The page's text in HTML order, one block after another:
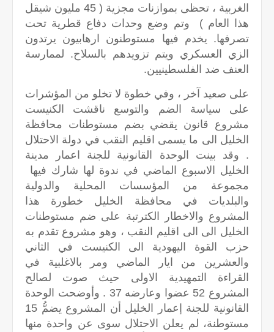
الغربية ، تحظى بموازنات مجزية ( 45 مليون شيقل
هذا العام ) وتم وضع وحدات دفاع قطرية تحت
تصرفها. يخدم فيها مستوطنون ارهابيون يرتدون
الزي العسكري ويتم تزويدهم بالسلاح. لممارسة
العنف ضد الفلسطينيين.
على صعيد آخر ، وفي خطوة لا تخلو من المؤشرات
على سياسة الضم والتوسع ناقشت الكنيست
مشروع قانون يقضي بضم مستوطنات محافظة
الخليل الى ما يسمى اقليم النقب في دولة الاحتلال
. وقد بينت الوحدة القانونية للجنة اعمار مدينة
الخليل الاسبوع الماضي في ندوة لها شارك فيها
مجموعة من المؤسسات المحلية والدولية
والبلديات في محافظة الخليل خطورة هذا
المشروع والاخطار الكترتبة على ضم مستوطنات
الخليل الى الى اقليم النقب ، وهو مشروع تقدم به
حزب القوة اليهودية الى الكنيست في الثاني
والعشرين من ايار الماضي ومر بالاغلبية في
القراءة التمهيدية الاولى حيث صوت لصالح
المشروع 52 عضوا وعارضه 37 . وأوضحت الوحدة
القانونية للجنة إعمار الخليل أن المشروع يضمُّ 15
مستوطنة، لم يعلن الاحتلال سوى عن واحدة منها